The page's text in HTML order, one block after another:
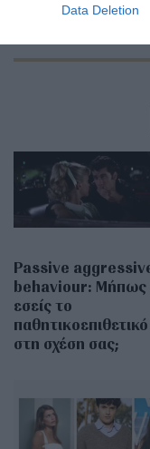
Data Deletion
Passive
behaviour: Μήπως
εσείς το
στη σχέση σας;